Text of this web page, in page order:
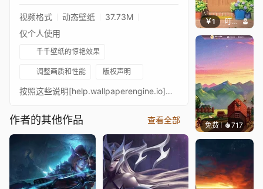
视频格式 动态壁纸
37.73M
仅个人使用
千千壁纸的惊艳效果
调整画质和性能 版权声明
按照这些说明[help.wallpaperengine.io]，并根据下图更改设置，以消除循环末尾的卡顿。如果你喜欢我的作品，考虑👍点赞并添加到你的⭐收藏夹！关注我，永不错过任何壁纸！
作者的其他作品 查看全部
￥1 叮叮当当
免费 717鲨鲨啊